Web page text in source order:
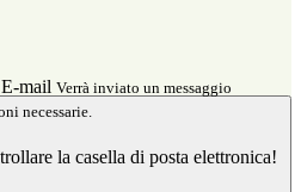
E-mail Verrà inviato un messaggio
necessarie.
la casella di posta elettronica!